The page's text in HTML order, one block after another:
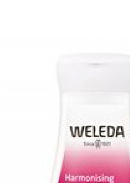
kurven ✔
disse